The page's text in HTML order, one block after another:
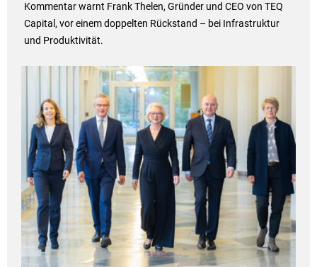
Kommentar warnt Frank Thelen, Gründer und CEO von TEQ
Capital, vor einem doppelten Rückstand – bei Infrastruktur
und Produktivität.